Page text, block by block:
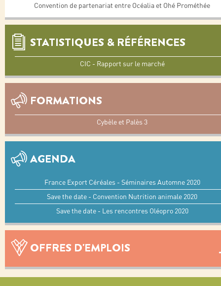
Convention de partenariat entre Océalia et Ohé Prométhée
STATISTIQUES & RÉFÉRENCES
CIC - Rapport sur le marché
FORMATIONS
Cybèle et Palès 3
AGENDA
France Export Céréales - Séminaires Automne 2020
Save the date - Convention Nutrition animale 2020
Save the date - Les rencontres Oléopro 2020
OFFRES D'EMPLOIS